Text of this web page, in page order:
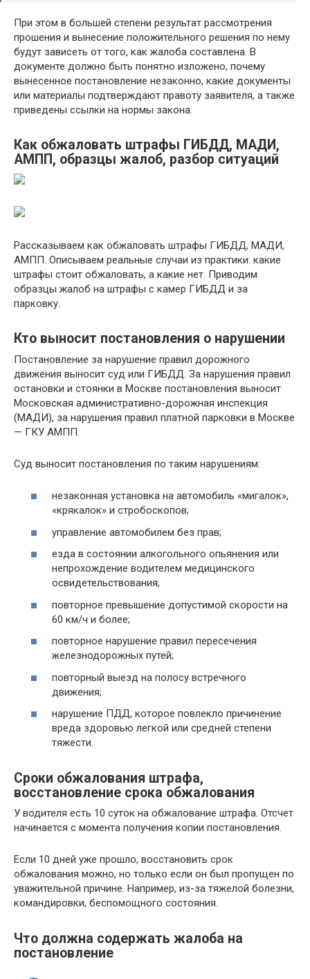
При этом в большей степени результат рассмотрения
прошения и вынесение положительного решения по нему
будут зависеть от того, как жалоба составлена. В
документе должно быть понятно изложено, почему
вынесенное постановление незаконно, какие документы
или материалы подтверждают правоту заявителя, а также
приведены ссылки на нормы закона.
Как обжаловать штрафы ГИБДД, МАДИ,
АМПП, образцы жалоб, разбор ситуаций
Рассказываем как обжаловать штрафы ГИБДД, МАДИ,
АМПП. Описываем реальные случаи из практики: какие
штрафы стоит обжаловать, а какие нет. Приводим
образцы жалоб на штрафы с камер ГИБДД и за
парковку.
Кто выносит постановления о нарушении
Постановление за нарушение правил дорожного
движения выносит суд или ГИБДД. За нарушения правил
остановки и стоянки в Москве постановления выносит
Московская административно-дорожная инспекция
(МАДИ), за нарушения правил платной парковки в Москве
— ГКУ АМПП.
Суд выносит постановления по таким нарушениям:
незаконная установка на автомобиль «мигалок»,
«крякалок» и стробоскопов;
управление автомобилем без прав;
езда в состоянии алкогольного опьянения или
непрохождение водителем медицинского
освидетельствования;
повторное превышение допустимой скорости на
60 км/ч и более;
повторное нарушение правил пересечения
железнодорожных путей;
повторный выезд на полосу встречного
движения;
нарушение ПДД, которое повлекло причинение
вреда здоровью легкой или средней степени
тяжести.
Сроки обжалования штрафа,
восстановление срока обжалования
У водителя есть 10 суток на обжалование штрафа. Отсчет
начинается с момента получения копии постановления.
Если 10 дней уже прошло, восстановить срок
обжалования можно, но только если он был пропущен по
уважительной причине. Например, из-за тяжелой болезни,
командировки, беспомощного состояния.
Что должна содержать жалоба на
постановление